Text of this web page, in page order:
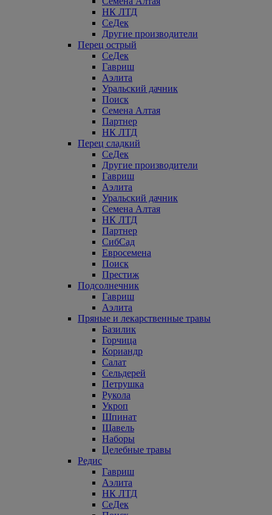
НК ЛТД
СеДек
Другие производители
Перец острый
СеДек
Гавриш
Аэлита
Уральский дачник
Поиск
Семена Алтая
Партнер
НК ЛТД
Перец сладкий
СеДек
Другие производители
Гавриш
Аэлита
Уральский дачник
Семена Алтая
НК ЛТД
Партнер
СибСад
Евросемена
Поиск
Престиж
Подсолнечник
Гавриш
Аэлита
Пряные и лекарственные травы
Базилик
Горчица
Кориандр
Салат
Сельдерей
Петрушка
Рукола
Укроп
Шпинат
Щавель
Наборы
Целебные травы
Редис
Гавриш
Аэлита
НК ЛТД
СеДек